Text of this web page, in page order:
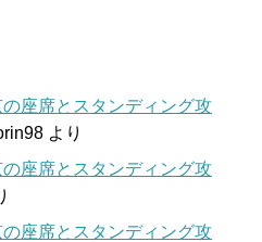
座席とスタンディング攻
より
座席とスタンディング攻
座席とスタンディング攻